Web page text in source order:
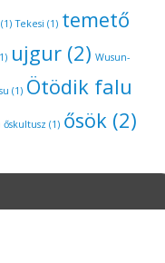
Tekesi (1) temető
ujgur(2) Wusun-
(1) Ötödik falu
őskultusz (1) ősök(2)